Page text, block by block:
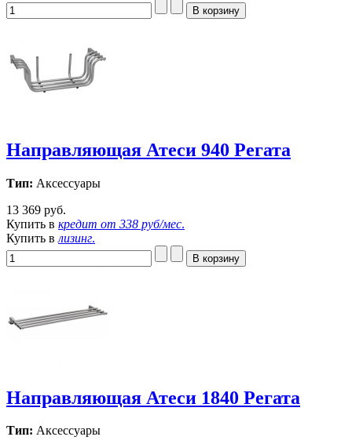
Направляющая Атеси 940 Регата
Тип: Аксессуары
13 369 руб.
Купить в кредит от 338 руб/мес.
Купить в лизинг.
Направляющая Атеси 1840 Регата
Тип: Аксессуары